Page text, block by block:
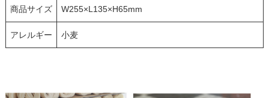
商品サイズ W255×L135×H65mm
アレルギー 小麦